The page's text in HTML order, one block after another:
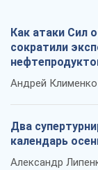
Как атаки Сил
сократили
Андрей Клименко
Два
календарь
Александр